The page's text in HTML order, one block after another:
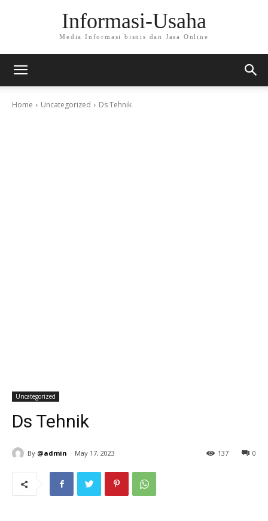
Informasi-Usaha
Media Informasi bisnis dan Jasa Online
Home Uncategorized Ds Tehnik
Uncategorized
Ds Tehnik
By @admin May 17, 2023 0
137